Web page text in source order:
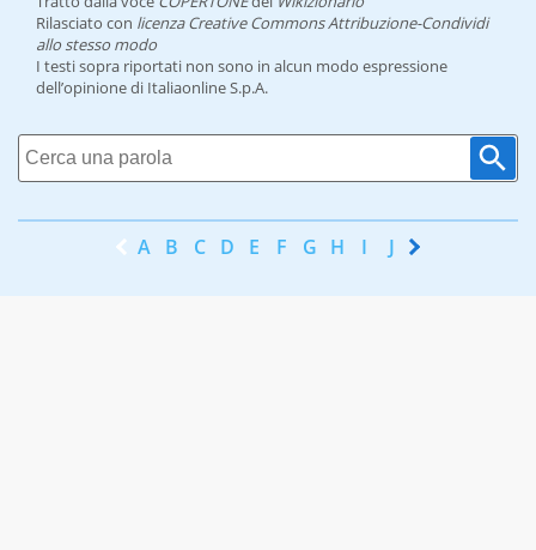
Rilasciato con licenza Creative Commons Attribuzione-Condividi
allo stesso modo
I testi sopra riportati non sono in alcun modo espressione
dell’opinione di Italiaonline S.p.A.
A B C D E F G H I J K